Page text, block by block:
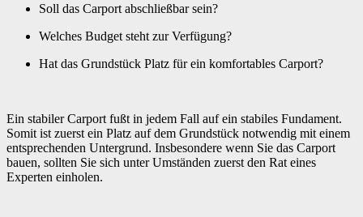
Soll das Carport abschließbar sein?
Welches Budget steht zur Verfügung?
Hat das Grundstück Platz für ein komfortables Carport?
Ein stabiler Carport fußt in jedem Fall auf ein stabiles Fundament.
Somit ist zuerst ein Platz auf dem Grundstück notwendig mit einem
entsprechenden Untergrund. Insbesondere wenn Sie das Carport
bauen, sollten Sie sich unter Umständen zuerst den Rat eines
Experten einholen.